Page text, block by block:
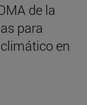
de la
para
en